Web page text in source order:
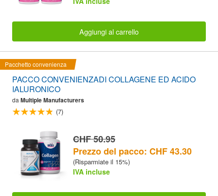
Aggiungi al carrello
Pacchetto convenienza
PACCO CONVENIENZADI COLLAGENE ED ACIDO
IALURONICO
da Multiple Manufacturers
(7)
CHF 50.95
Prezzo del pacco: CHF 43.30
(Risparmiate il 15%)
IVA incluse